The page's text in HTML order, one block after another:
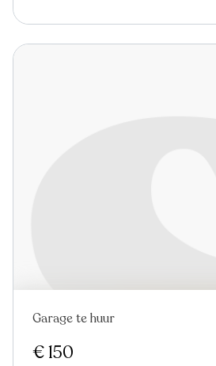
Nieuw
Garage te huur
€ 150